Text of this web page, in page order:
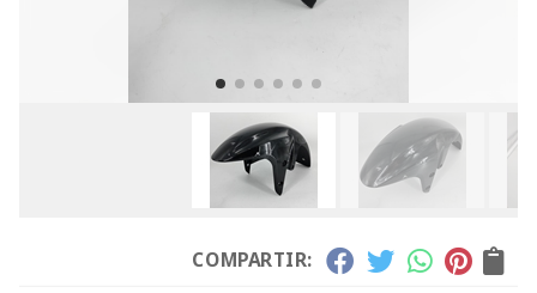
COMPARTIR: